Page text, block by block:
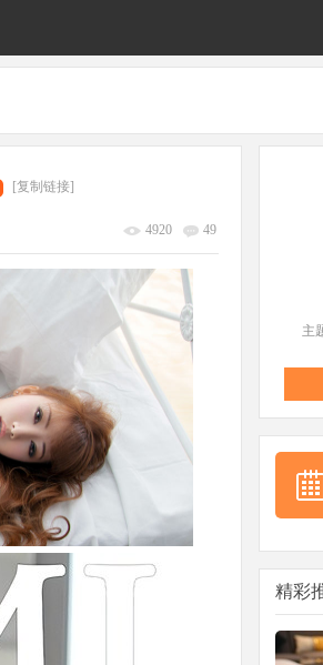
[复制链接]
4920 49
主
精彩